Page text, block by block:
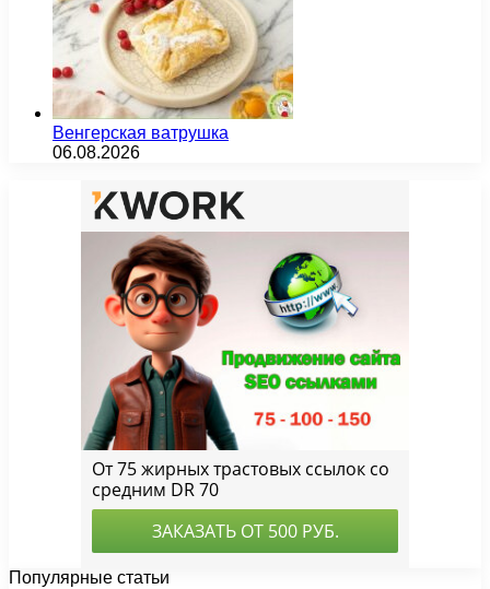
Венгерская ватрушка
06.08.2026
Популярные статьи